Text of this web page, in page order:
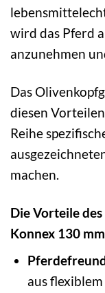
wird das Pferd
anzunehmen
Das
diesen
Reihe
machen.
Die Vorteile
Konnex 130
aus